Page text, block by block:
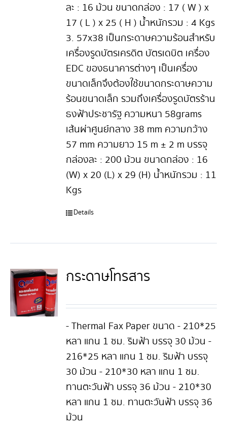
ละ : 16 ม้วน ขนาดกล่อง : 17 ( W ) x
17 ( L ) x 25 ( H ) น้ำหนักรวม : 4 Kgs
3. 57x38 เป็นกระดาษความร้อนสำหรับ
เครื่องรูดบัตรเครดิต บัตรเดบิต เครื่อง
EDC ของธนาคารต่างๆ เป็นเครื่อง
ขนาดเล็กจึงต้องใช้ขนาดกระดาษความ
ร้อนขนาดเล็ก รวมถึงเครื่องรูดบัตรร้าน
ธงฟ้าประชารัฐ ความหนา 58 grams
เส้นผ่าศูนย์กลาง 38 mm ความกว้าง
57 mm ความยาว 15 m ± 2 m บรรจุ
กล่องละ : 200 ม้วน ขนาดกล่อง : 16
(W) x 20 (L) x 29 (H) น้ำหนักรวม : 11
Kgs
Details
กระดาษโทรสาร
- Thermal Fax Paper ขนาด - 210*25
หลา แกน 1 ซม. ริมฟ้า บรรจุ 30 ม้วน -
216*25 หลา แกน 1 ซม. ริมฟ้า บรรจุ
30 ม้วน - 210*30 หลา แกน 1 ซม.
ทานตะวันฟ้า บรรจุ 36 ม้วน - 210*30
หลา แกน 1 ซม. ทานตะวันฟ้า บรรจุ 36
ม้วน